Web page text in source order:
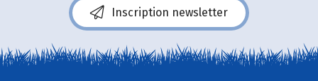
Inscription newsletter